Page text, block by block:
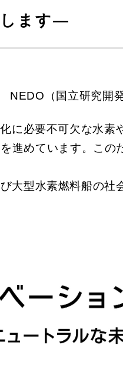
します―
NEDO（国立研究開
に必要不可欠な水
進めています。こ
大型水素燃料船の社